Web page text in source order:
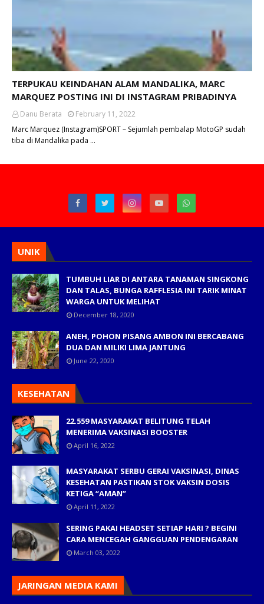
TERPUKAU KEINDAHAN ALAM MANDALIKA, MARC
MARQUEZ POSTING INI DI INSTAGRAM PRIBADINYA
Danu Berata
February 11, 2022
Marc Marquez (Instagram)SPORT – Sejumlah pembalap MotoGP sudah
tiba di Mandalika pada …
UNIK
TUMBUH LIAR DI ANTARA TANAMAN SINGKONG
DAN TALAS, BUNGA RAFFLESIA INI TARIK MINAT
WARGA UNTUK MELIHAT
December 18, 2020
ANEH, POHON PISANG AMBON INI BERCABANG
DUA DAN MILIKI LIMA JANTUNG
June 22, 2020
KESEHATAN
22.559 MASYARAKAT BELITUNG TELAH
MENERIMA VAKSINASI BOOSTER
April 16, 2022
MASYARAKAT SERBU GERAI VAKSINASI, DINAS
KESEHATAN PASTIKAN STOK VAKSIN DOSIS
KETIGA “AMAN”
April 11, 2022
SERING PAKAI HEADSET SETIAP HARI ? BEGINI
CARA MENCEGAH GANGGUAN PENDENGARAN
March 03, 2022
JARINGAN MEDIA KAMI